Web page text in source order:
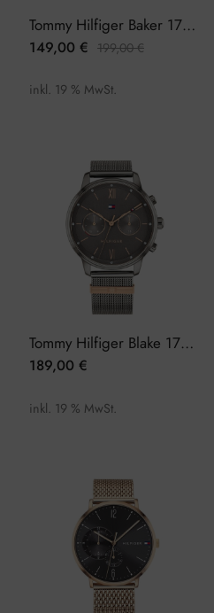
Tommy Hilfiger Baker 1710450 Herrenuhr
149,00 € 199,00€
inkl. 19 % MwSt.
Tommy Hilfiger Blake 1782304 Damenuhr
189,00 €
inkl. 19 % MwSt.